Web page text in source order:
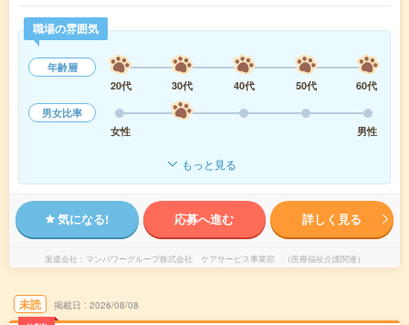
職場の雰囲気
年齢層
20代
30代 40代 50代
60代
男女比率
女性
男性
もっと見る
気になる! 応募へ進む 詳しく見る
派遣会社 マンパワーグループ株式会社 ケアサービス事業部 （医療福祉介護関連）
未読 掲載日 2026/08/08